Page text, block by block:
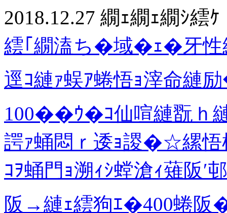
2018.12.27 繝ｪ繝ｪ繝ｼ繧ｹ
繧｢繝溘ち�域�ｪ�牙性
逕ｺ縺ｧ蜈ｱ蜷悟ｮ滓命縺
100��ｳ�ｺ仙喧縺翫ｈ
諤ｧ蛹悶ｒ逶ｮ謖�☆縲
ｺｦ蛹門ｮ溯ｨｼ螳滄ｨ薙阪
阪→縺ｪ繧狗ｴ�400蜷阪